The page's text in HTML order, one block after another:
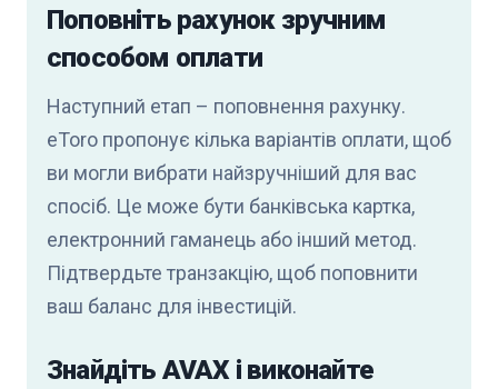
Поповніть рахунок зручним
способом оплати
Наступний етап – поповнення рахунку.
eToro пропонує кілька варіантів оплати, щоб
ви могли вибрати найзручніший для вас
спосіб. Це може бути банківська картка,
електронний гаманець або інший метод.
Підтвердьте транзакцію, щоб поповнити
ваш баланс для інвестицій.
Знайдіть AVAX і виконайте